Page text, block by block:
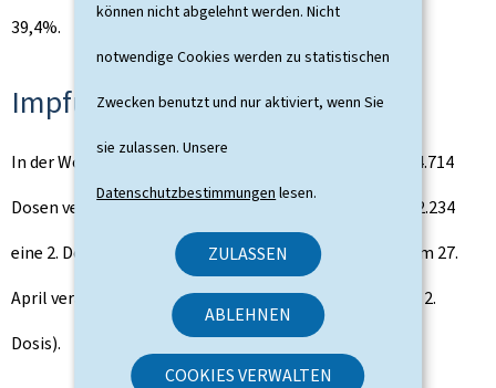
können nicht abgelehnt werden. Nicht
notwendige Cookies werden zu statistischen
Zwecken benutzt und nur aktiviert, wenn Sie
sie zulassen. Unsere
Datenschutzbestimmungen lesen.
ZULASSEN
ABLEHNEN
COOKIES VERWALTEN
39,4%.
Impfungen: Aktueller Stand
In der Woche vom 19. bis 25. April wurden insgesamt 14.714
Dosen verabreicht. 12.480 Personen haben eine 1. und 2.234
eine 2. Dosis erhalten, womit die Gesamtzahl der bis am 27.
April verabreichten Impfstoffe 181.908 beträgt (1. und 2.
Dosis).